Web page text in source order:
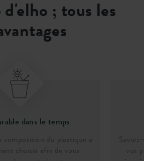
; tous les
dans le temps
composition du plastique a
choisie afin de vous
vos